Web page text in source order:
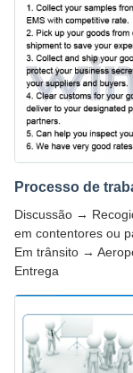
Processo de
Discussão →
em contentores ou
Em trânsito →
Entrega